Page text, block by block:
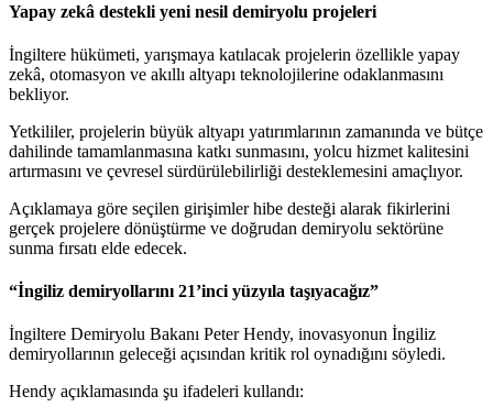
Yapay zekâ destekli yeni nesil demiryolu projeleri
İngiltere hükümeti, yarışmaya katılacak projelerin özellikle yapay
zekâ, otomasyon ve akıllı altyapı teknolojilerine odaklanmasını
bekliyor.
Yetkililer, projelerin büyük altyapı yatırımlarının zamanında ve bütçe
dahilinde tamamlanmasına katkı sunmasını, yolcu hizmet kalitesini
artırmasını ve çevresel sürdürülebilirliği desteklemesini amaçlıyor.
Açıklamaya göre seçilen girişimler hibe desteği alarak fikirlerini
gerçek projelere dönüştürme ve doğrudan demiryolu sektörüne
sunma fırsatı elde edecek.
“İngiliz demiryollarını 21’inci yüzyıla taşıyacağız”
İngiltere Demiryolu Bakanı Peter Hendy, inovasyonun İngiliz
demiryollarının geleceği açısından kritik rol oynadığını söyledi.
Hendy açıklamasında şu ifadeleri kullandı: